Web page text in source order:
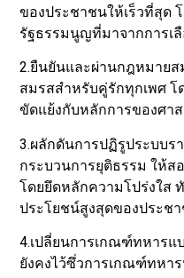
ของประชาชนให้เร็วที่สุด
รัฐธรรมนูญที่มาจากการเ
2.ยืนยันและผ่านกฎหมายส
สมรสสำหรับคู่รักทุกเพศ โ
ขัดแย้งกับหลักการของศา
3.ผลักดันการปฏิรูประบบร
กระบวนการยุติธรรม ให้
โดยยึดหลักความโปร่งใส
ประโยชน์สูงสุดของประช
4.เปลี่ยนการเกณฑ์ทหารแ
ยังคงไว้ซึ่วการเกณฑ์ทหา